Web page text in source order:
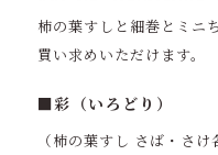
柿の葉すしと細巻とミニ
買い求めいただけます。
■彩（いろどり）
（柿の葉すし さば・さ